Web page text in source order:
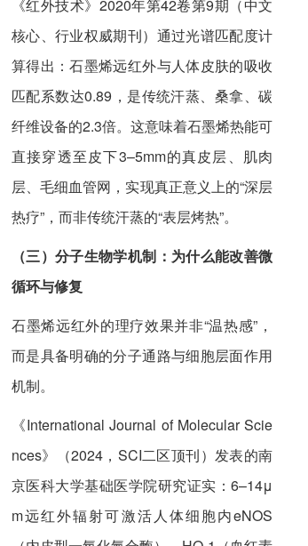
《红外技术》2020年第42卷第9期（中文
核心、行业权威期刊）通过光谱匹配度计
算得出：石墨烯远红外与人体皮肤的吸收
匹配系数达0.89，是传统汗蒸、桑拿、碳
纤维设备的2.3倍。这意味着石墨烯热能可
直接穿透至皮下3–5mm的真皮层、肌肉
层、毛细血管网，实现真正意义上的“深层
热疗”，而非传统汗蒸的“表层烤热”。
（三）分子生物学机制：为什么能改善微
循环与修复
石墨烯远红外的理疗效果并非“温热感”，
而是具备明确的分子通路与细胞层面作用
机制。
《International Journal of Molecular Scie
nces》（2024，SCI二区顶刊）发表的南
京医科大学基础医学院研究证实：6–14μ
m远红外辐射可激活人体细胞内eNOS